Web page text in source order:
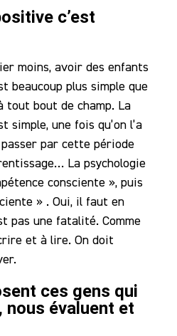
c’est
moins, avoir des enfants
beaucoup plus simple que
tout bout de champ. La
une fois qu’on l’a
par cette période
La psychologie
consciente », puis
» . Oui, il faut en
pas une fatalité. Comme
et à lire. On doit
ces gens qui
évaluent et